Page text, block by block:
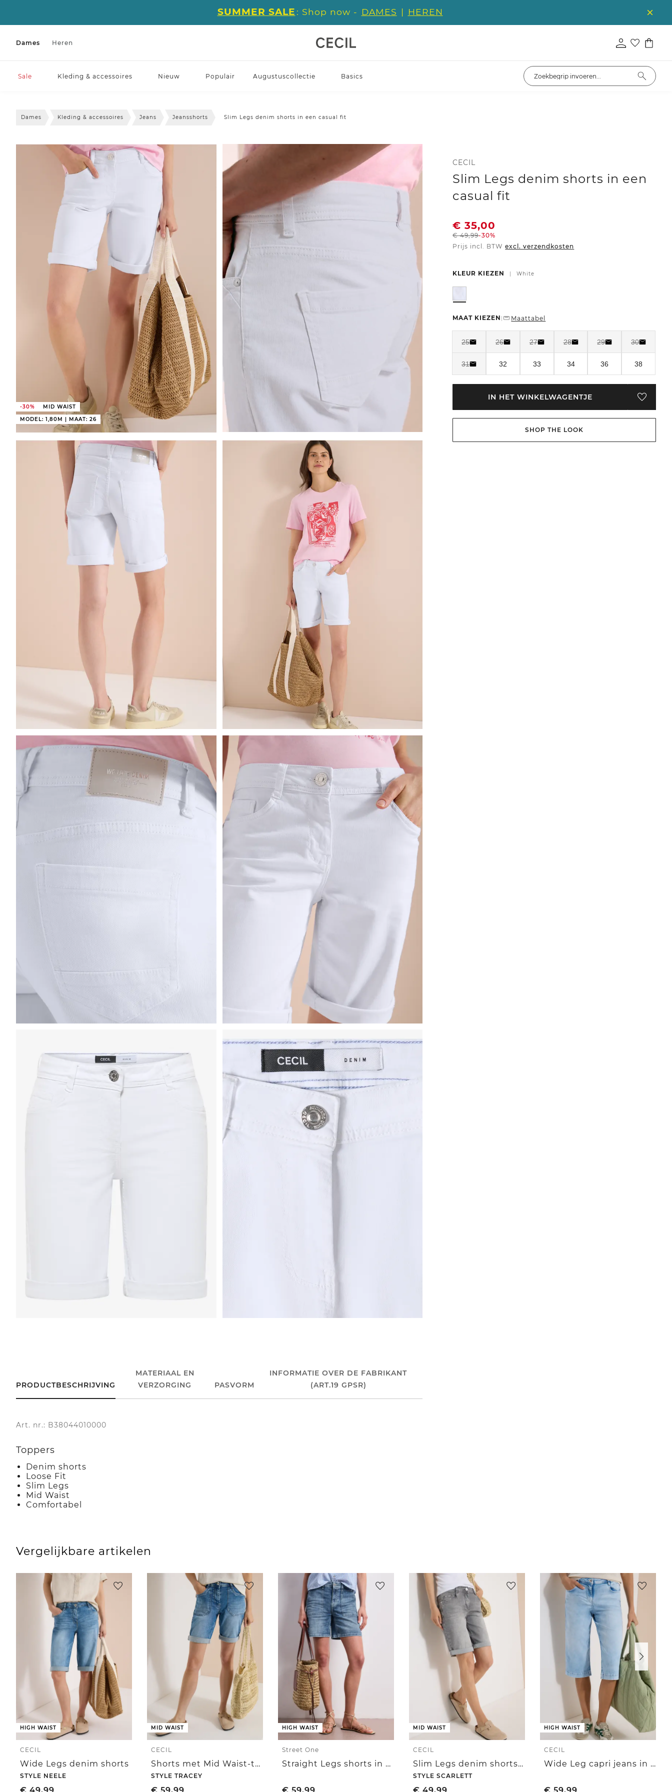
SUMMER SALE : Shop now - DAMES | HEREN
Dames Heren
Sale Kleding & accessoires Nieuw Populair Augustuscollectie Basics
Dames Kleding & accessoires Jeans Jeansshorts Slim Legs denim shorts in een casual fit
-30%
MID WAIST
MODEL: 1,80M | MAAT: 26
CECIL
Slim Legs denim shorts in een
casual fit
€ 35,00
€49,99-30%
Prijs incl. BTW excl. verzendkosten
KLEUR KIEZEN | White
MAAT KIEZEN | Maattabel
25 26 27 28 29 30
31 32 33 34 36 38
IN HET WINKELWAGENTJE
SHOP THE LOOK
PRODUCTBESCHRIJVING
MATERIAAL EN
VERZORGING
PASVORM
INFORMATIE OVER DE FABRIKANT
(ART.19 GPSR)
Art. nr.: B38044010000
Toppers
Denim shorts
Loose Fit
Slim Legs
Mid Waist
Comfortabel
Vergelijkbare artikelen
HIGH WAIST
CECIL
Wide Legs denim shorts
STYLE NEELE
MID WAIST
CECIL
Shorts met Mid Waist-taille en Slim Leg-pijpen in casual pasvorm
STYLE TRACEY
HIGH WAIST
Street One
Straight Legs shorts in een casual pasvorm
MID WAIST
CECIL
Slim Legs denim shorts in een casual fit
STYLE SCARLETT
HIGH WAIST
CECIL
Wide Leg capri jeans in Loose Fit